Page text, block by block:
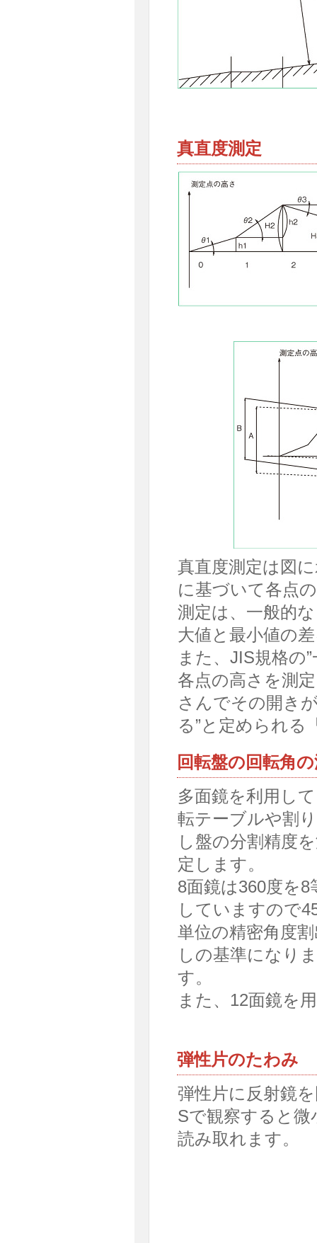
真直度測定
真直度測定は図
に基づいて各点
測定は、一般的
大値と最小値の
また、JIS規格の
各点の高さを測
さんでその開き
る”と定められる
回転盤の回転角
多面鏡を利用し
転テーブルや割
し盤の分割精度
定します。
8面鏡は360度を8
していますので
単位の精密角度
しの基準になりま
す。
また、12面鏡を
弾性片のたわみ
弾性片に反射鏡
Sで観察すると微
読み取れます。